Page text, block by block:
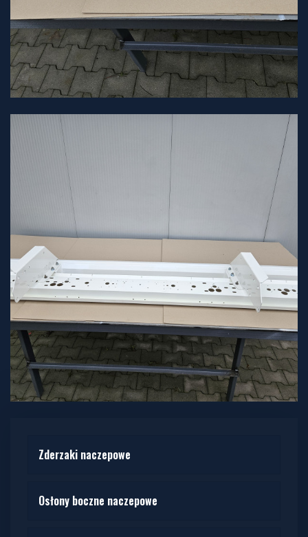
Zderzaki naczepowe
Osłony boczne naczepowe